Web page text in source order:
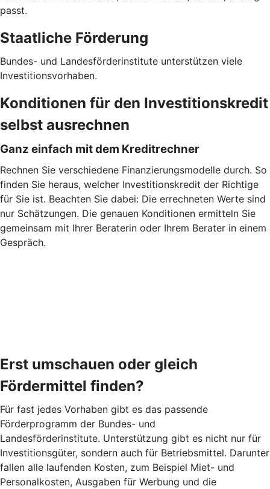
passt.
Staatliche Förderung
Bundes- und Landesförderinstitute unterstützen viele
Investitionsvorhaben.
Konditionen für den Investitionskredit
selbst ausrechnen
Ganz einfach mit dem Kreditrechner
Rechnen Sie verschiedene Finanzierungsmodelle durch. So
finden Sie heraus, welcher Investitionskredit der Richtige
für Sie ist. Beachten Sie dabei: Die errechneten Werte sind
nur Schätzungen. Die genauen Konditionen ermitteln Sie
gemeinsam mit Ihrer Beraterin oder Ihrem Berater in einem
Gespräch.
Erst umschauen oder gleich
Fördermittel finden?
Für fast jedes Vorhaben gibt es das passende
Förderprogramm der Bundes- und
Landesförderinstitute. Unterstützung gibt es nicht nur für
Investitionsgüter, sondern auch für Betriebsmittel. Darunter
fallen alle laufenden Kosten, zum Beispiel Miet- und
Personalkosten, Ausgaben für Werbung und die